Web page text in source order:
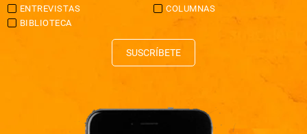
ENTREVISTAS
COLUMNAS
BIBLIOTECA
SUSCRÍBETE